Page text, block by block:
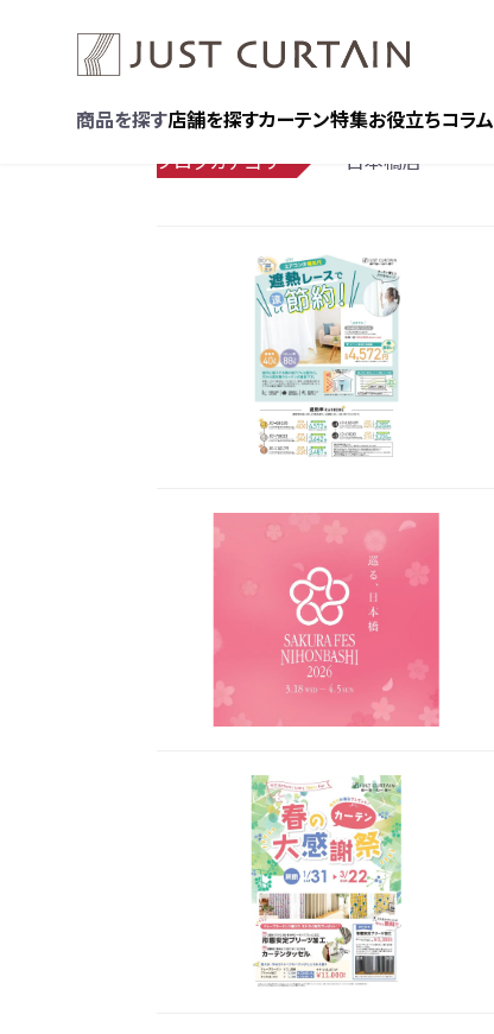
商品を探す店舗を探すカーテン特集お役立ちコラム
ブログカテゴリー 日本橋店